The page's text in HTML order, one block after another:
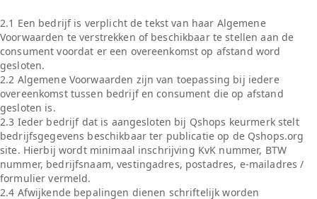
2.1 Een bedrijf is verplicht de tekst van haar Algemene
Voorwaarden te verstrekken of beschikbaar te stellen aan de
consument voordat er een overeenkomst op afstand word
gesloten.
2.2 Algemene Voorwaarden zijn van toepassing bij iedere
overeenkomst tussen bedrijf en consument die op afstand
gesloten is.
2.3 Ieder bedrijf dat is aangesloten bij Qshops keurmerk stelt
bedrijfsgegevens beschikbaar ter publicatie op de Qshops.org
site. Hierbij wordt minimaal inschrijving KvK nummer, BTW
nummer, bedrijfsnaam, vestingadres, postadres, e-mailadres /
formulier vermeld.
2.4 Afwijkende bepalingen dienen schriftelijk worden